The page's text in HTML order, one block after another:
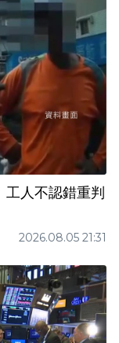
人不認錯重判
2026.08.05 21:31